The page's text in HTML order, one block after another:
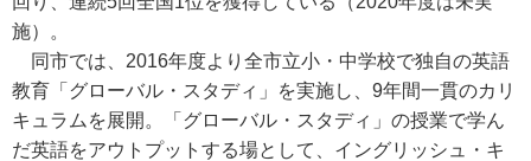
施）。
同市では、2016年度より全市立小・中学校で独自の英語
教育「グローバル・スタディ」を実施し、9年間一貫のカリ
キュラムを展開。「グローバル・スタディ」の授業で学ん
だ英語をアウトプットする場として、イングリッシュ・キ